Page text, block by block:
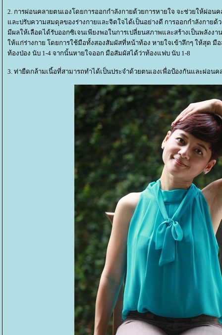
2. การผ่อนคลายตนเองโดยการออกกำลังกายด้วยการหายใจ จะช่วยให้ผ่อน
ละปรับความสมดุลของร่างกายและจิตใจได้เป็นอย่างดี การออกกำลังกายด้
มีผลให้เลือดได้รับออกซิเจนเพียงพอในการเปลี่ยนสภาพและสร้างเป็นพลังงา
ห้แก่ร่างกาย โดยการใช้มือทั้งสองสัมผัสที่หน้าท้อง หายใจเข้าลึกๆ ให้สุด มื
ท้องป่อง นับ 1-4 จากนั้นหายใจออก มือสัมผัสได้ว่าท้องแฟบ นับ 1-8
3. ท่ายืดกล้ามเนี้อที่สามารถทำได้เป็นประจำด้วยตนเองเพื่อป้องกันและผ่อน